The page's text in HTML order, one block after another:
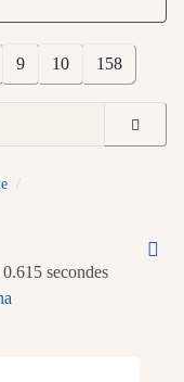
9 10 158
secondes